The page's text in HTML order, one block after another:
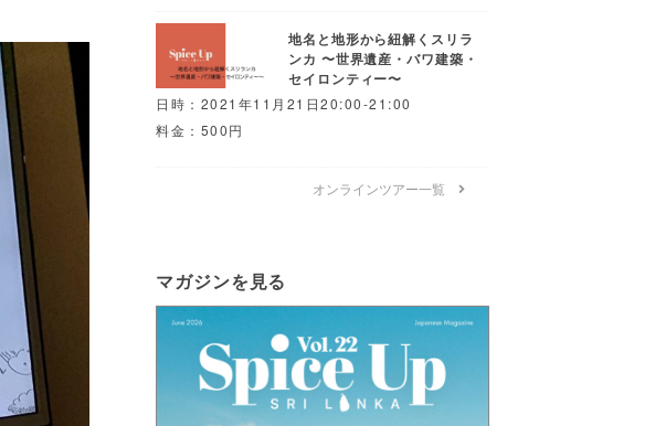
地名と地形から紐解くスリラ
ンカ 〜世界遺産・バワ建築・
セイロンティー〜
日時：2021年11月21日20:00-21:00
料金：500円
オンラインツアー一覧
マガジンを見る